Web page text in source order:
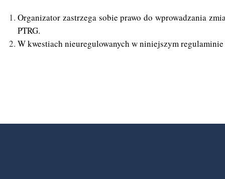
Organizator zastrzega sobie prawo do wprowadzania
PTRG.
W kwestiach nieuregulowanych w niniejszym